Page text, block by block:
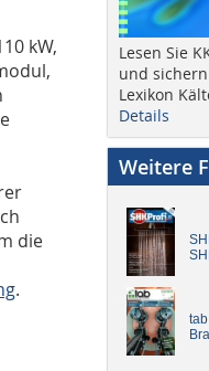
kW,
die
.
Lesen Sie
und
Lexikon
Details
Weitere